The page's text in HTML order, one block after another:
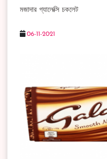
মজাদার গ্যালেক্সি চকলেট
06-11-2021